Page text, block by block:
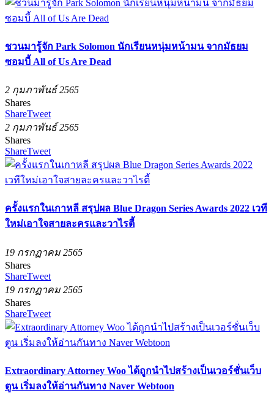
ชวนมารู้จัก Park Solomon นักเรียนหนุ่มหน้ามน จากมัธยม
ซอมบี้ All of Us Are Dead
2 กุมภาพันธ์ 2565
Shares
ShareTweet
2 กุมภาพันธ์ 2565
Shares
ShareTweet
ครั้งแรกในเกาหลี สรุปผล Blue Dragon Series Awards 2022 เวที
ใหม่เอาใจสายละครและวาไรตี้
19 กรกฏาคม 2565
Shares
ShareTweet
19 กรกฏาคม 2565
Shares
ShareTweet
Extraordinary Attorney Woo ได้ถูกนำไปสร้างเป็นเวอร์ชั่นเว็บ
ตูน เริ่มลงให้อ่านกันทาง Naver Webtoon